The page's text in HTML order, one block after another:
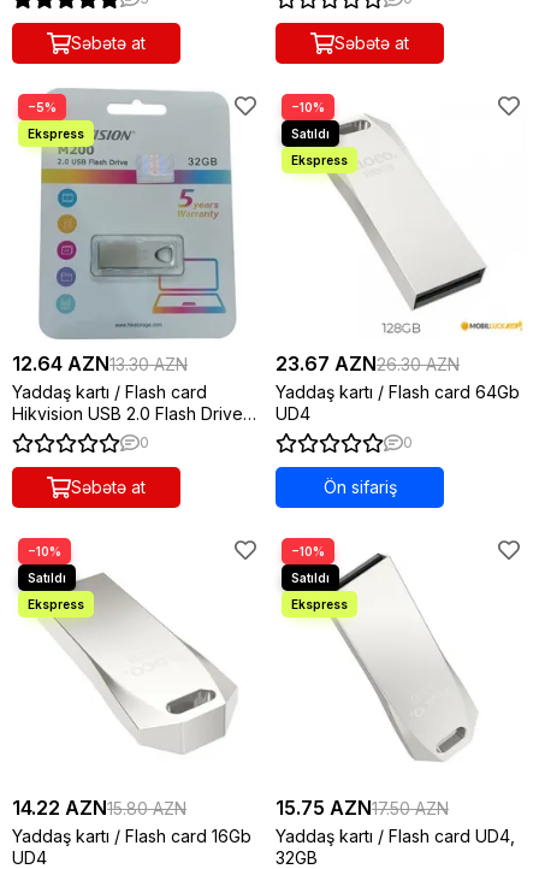
Səs gücləndiriciləri
Kompüter Siçanları (mauz), xalçalar, klaviaturalar
Səbətə at
music USB drive 8Gb
серебристый
Səbətə at
−5%
12.64 AZN13.30 AZN
Yaddaş kartı / Flash card
Hikvision USB 2.0 Flash Drive
32GB - M200 in Silver
0
Səbətə at
−10%
23.67 AZN26.30 AZN
Yaddaş kartı / Flash card 64Gb
UD4
0
Ön sifariş
−10%
14.22 AZN15.80 AZN
Yaddaş kartı / Flash card 16Gb
UD4
−10%
15.75 AZN17.50 AZN
Yaddaş kartı / Flash card UD4,
32GB